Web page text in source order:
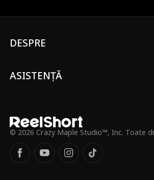
DESPRE
ASISTENȚĂ
© 2026 Crazy Maple Studio™, Inc. Toate